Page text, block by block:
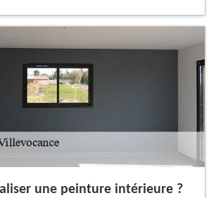
une peinture intérieure ?